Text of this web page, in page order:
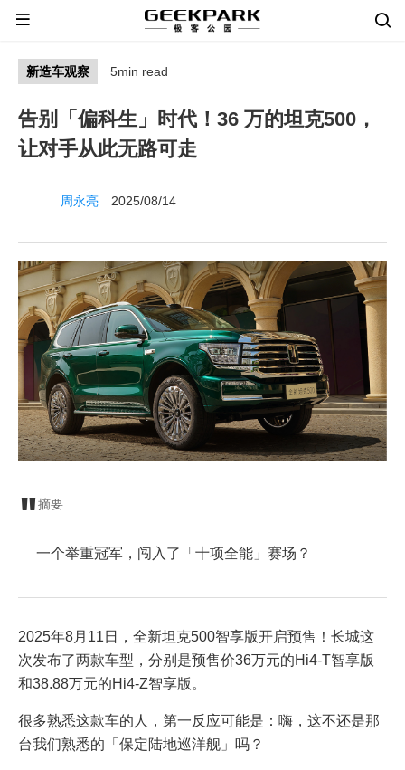
新造车观察 5min read
告别「偏科生」时代！36 万的坦克500，
让对手从此无路可走
周永亮 2025/08/14
摘要
一个举重冠军，闯入了「十项全能」赛场？
2025年8月11日，全新坦克500智享版开启预售！长城这
次发布了两款车型，分别是预售价36万元的Hi4-T智享版
和38.88万元的Hi4-Z智享版。
很多熟悉这款车的人，第一反应可能是：嗨，这不还是那
台我们熟悉的「保定陆地巡洋舰」吗？